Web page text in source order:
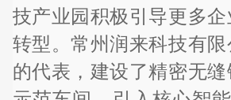
技产业园积极引导更多
转型。常州润来科技有
的代表，建设了精密无